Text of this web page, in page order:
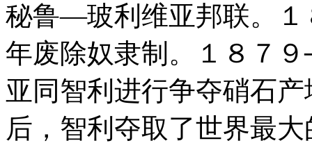
秘鲁—玻利维亚邦联。１
年废除奴隶制。１８７
亚同智利进行争夺硝石
后，智利夺取了世界最